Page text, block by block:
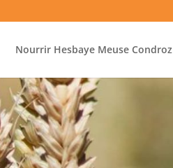
Nourrir Hesbaye Meuse Condroz